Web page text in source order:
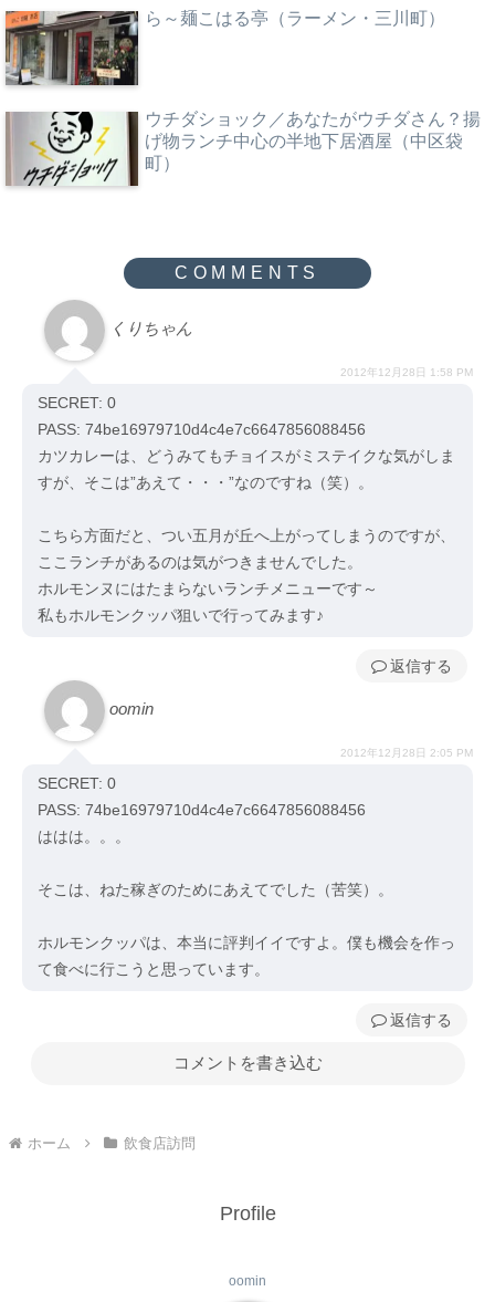
ら～麺こはる亭（ラーメン・三川町）
ウチダショック／あなたがウチダさん？揚
げ物ランチ中心の半地下居酒屋（中区袋
町）
くりちゃん
2012年12月28日 1:58 PM
SECRET: 0
PASS: 74be16979710d4c4e7c6647856088456
カツカレーは、どうみてもチョイスがミステイクな気がしま
すが、そこは”あえて・・・”なのですね（笑）。
こちら方面だと、つい五月が丘へ上がってしまうのですが、
ここランチがあるのは気がつきませんでした。
ホルモンヌにはたまらないランチメニューです～
私もホルモンクッパ狙いで行ってみます♪
返信
oomin
2012年12月28日 2:05 PM
SECRET: 0
PASS: 74be16979710d4c4e7c6647856088456
ははは。。。
そこは、ねた稼ぎのためにあえてでした（苦笑）。
ホルモンクッパは、本当に評判イイですよ。僕も機会を作っ
て食べに行こうと思っています。
返信
コメントを書き込む
ホーム 飲食店訪問
Profile
oomin